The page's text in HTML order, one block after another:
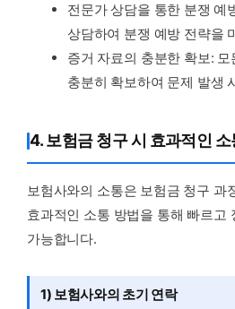
전문가 상담을 통한 분쟁 예
상담하여 분쟁 예방 전략을
증거 자료의 충분한 확보:
충분히 확보하여 문제 발생
4. 보험금 청구 시 효과적인 소
보험사와의 소통은 보험금 청구 과
효과적인 소통 방법을 통해 빠르고
가능합니다.
1) 보험사와의 초기 연락